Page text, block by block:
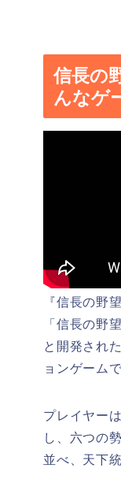
信長の
んなゲ
『信長の野
「信長の野
と開発され
ョンゲーム
プレイヤー
し、六つの
並べ、天下